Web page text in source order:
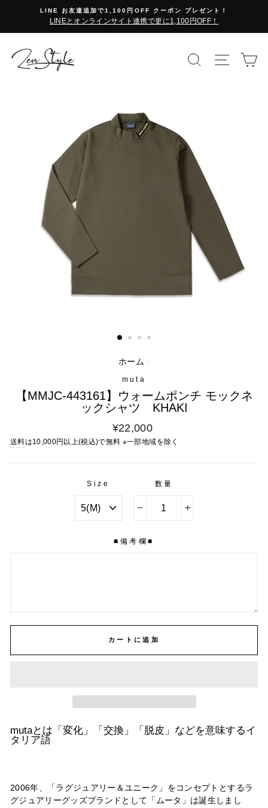
テ
LINE お友達追加で1,100円OFF クーポン プレゼント！
LINEとオンラインサイト連携で更に1,100円OFF！
検索で探す
サイト
ホーム /
muta
【MMJC-443161】ウォームポンチ モックネ
ックシャツ KHAKI
通
常
金
¥22,000
送料は10,000円以上(税込)で無料 ※一部地域を除く
Size 数量
■備考欄■
カートに追加
mutaとは「変化」「交換」「脱皮」などを意味するイ
タリア語
2006年、「ラグジュアリー＆ユニーク」をコンセプトとするラ
グジュアリーグッズブランドとして「ムータ」は誕生しまし